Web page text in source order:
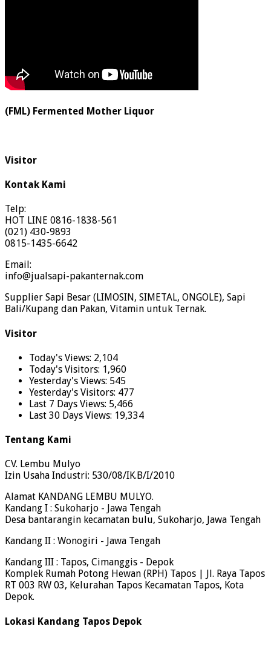
(FML) Fermented Mother Liquor
Visitor
Kontak Kami
Telp:
HOT LINE 0816-1838-561
(021) 430-9893
0815-1435-6642
Email:
info@jualsapi-pakanternak.com
Supplier Sapi Besar (LIMOSIN, SIMETAL, ONGOLE), Sapi
Bali/Kupang dan Pakan, Vitamin untuk Ternak.
Visitor
Today's Views: 2,104
Today's Visitors: 1,960
Yesterday's Views: 545
Yesterday's Visitors: 477
Last 7 Days Views: 5,466
Last 30 Days Views: 19,334
Tentang Kami
CV. Lembu Mulyo
Izin Usaha Industri: 530/08/IK.B/I/2010
Alamat KANDANG LEMBU MULYO.
Kandang I : Sukoharjo - Jawa Tengah
Desa bantarangin kecamatan bulu, Sukoharjo, Jawa Tengah
Kandang II : Wonogiri - Jawa Tengah
Kandang III : Tapos, Cimanggis - Depok
Komplek Rumah Potong Hewan (RPH) Tapos | Jl. Raya Tapos
RT 003 RW 03, Kelurahan Tapos Kecamatan Tapos, Kota
Depok.
Lokasi Kandang Tapos Depok